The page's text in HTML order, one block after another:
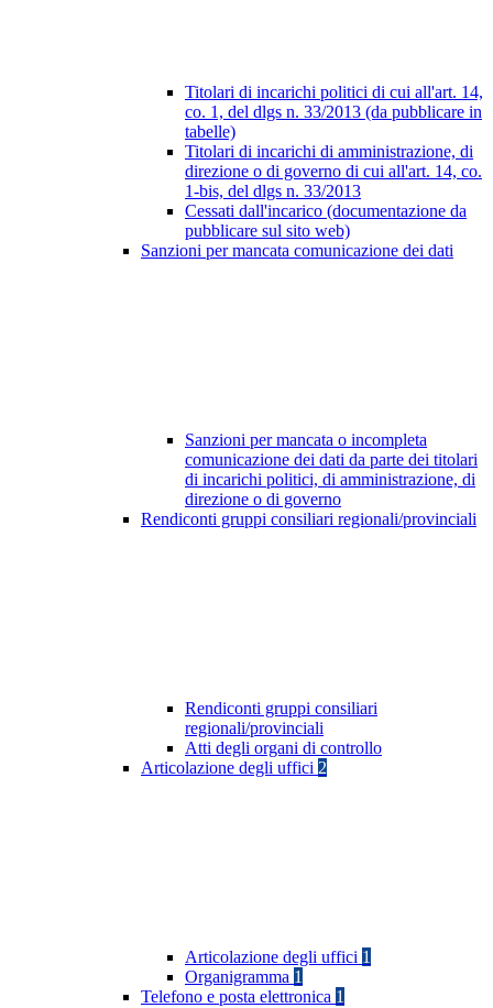
Titolari di incarichi politici di cui all'art. 14,
co. 1, del dlgs n. 33/2013 (da pubblicare in
tabelle)
Titolari di incarichi di amministrazione, di
direzione o di governo di cui all'art. 14, co.
1-bis, del dlgs n. 33/2013
Cessati dall'incarico (documentazione da
pubblicare sul sito web)
Sanzioni per mancata comunicazione dei dati
Sanzioni per mancata o incompleta
comunicazione dei dati da parte dei titolari
di incarichi politici, di amministrazione, di
direzione o di governo
Rendiconti gruppi consiliari regionali/provinciali
Rendiconti gruppi consiliari
regionali/provinciali
Atti degli organi di controllo
Articolazione degli uffici 2
Articolazione degli uffici 1
Organigramma 1
Telefono e posta elettronica 1